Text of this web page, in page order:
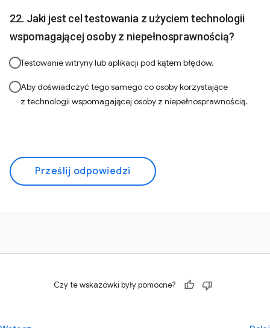
Jaki jest cel testowania z użyciem technologii
wspomagającej osoby z niepełnosprawnością?
Testowanie witryny lub aplikacji pod kątem błędów.
Aby doświadczyć tego samego co osoby korzystające
z technologii wspomagającej osoby z niepełnosprawnością.
Prześlij odpowiedzi
Czy te wskazówki były pomocne?